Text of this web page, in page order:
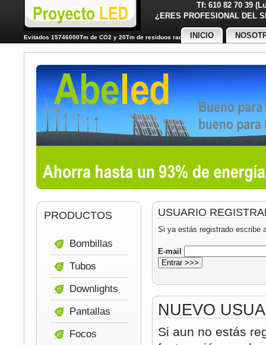
Tf: 610 82 70 39
¿ERES PROFESIONAL
Evitados 15746000Tm de CO2 y 20Tm de residuos radiactivos
INICIO
USUARIO
Si ya estás registrado escribe
E-mail
NUEVO
Si aun no estás
PRODUCTOS
Bombillas
Tubos
Downlights
Pantallas
Focos